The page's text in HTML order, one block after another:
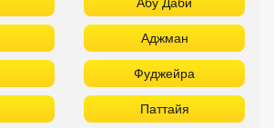
Аджман
Фуджейра
Паттайя